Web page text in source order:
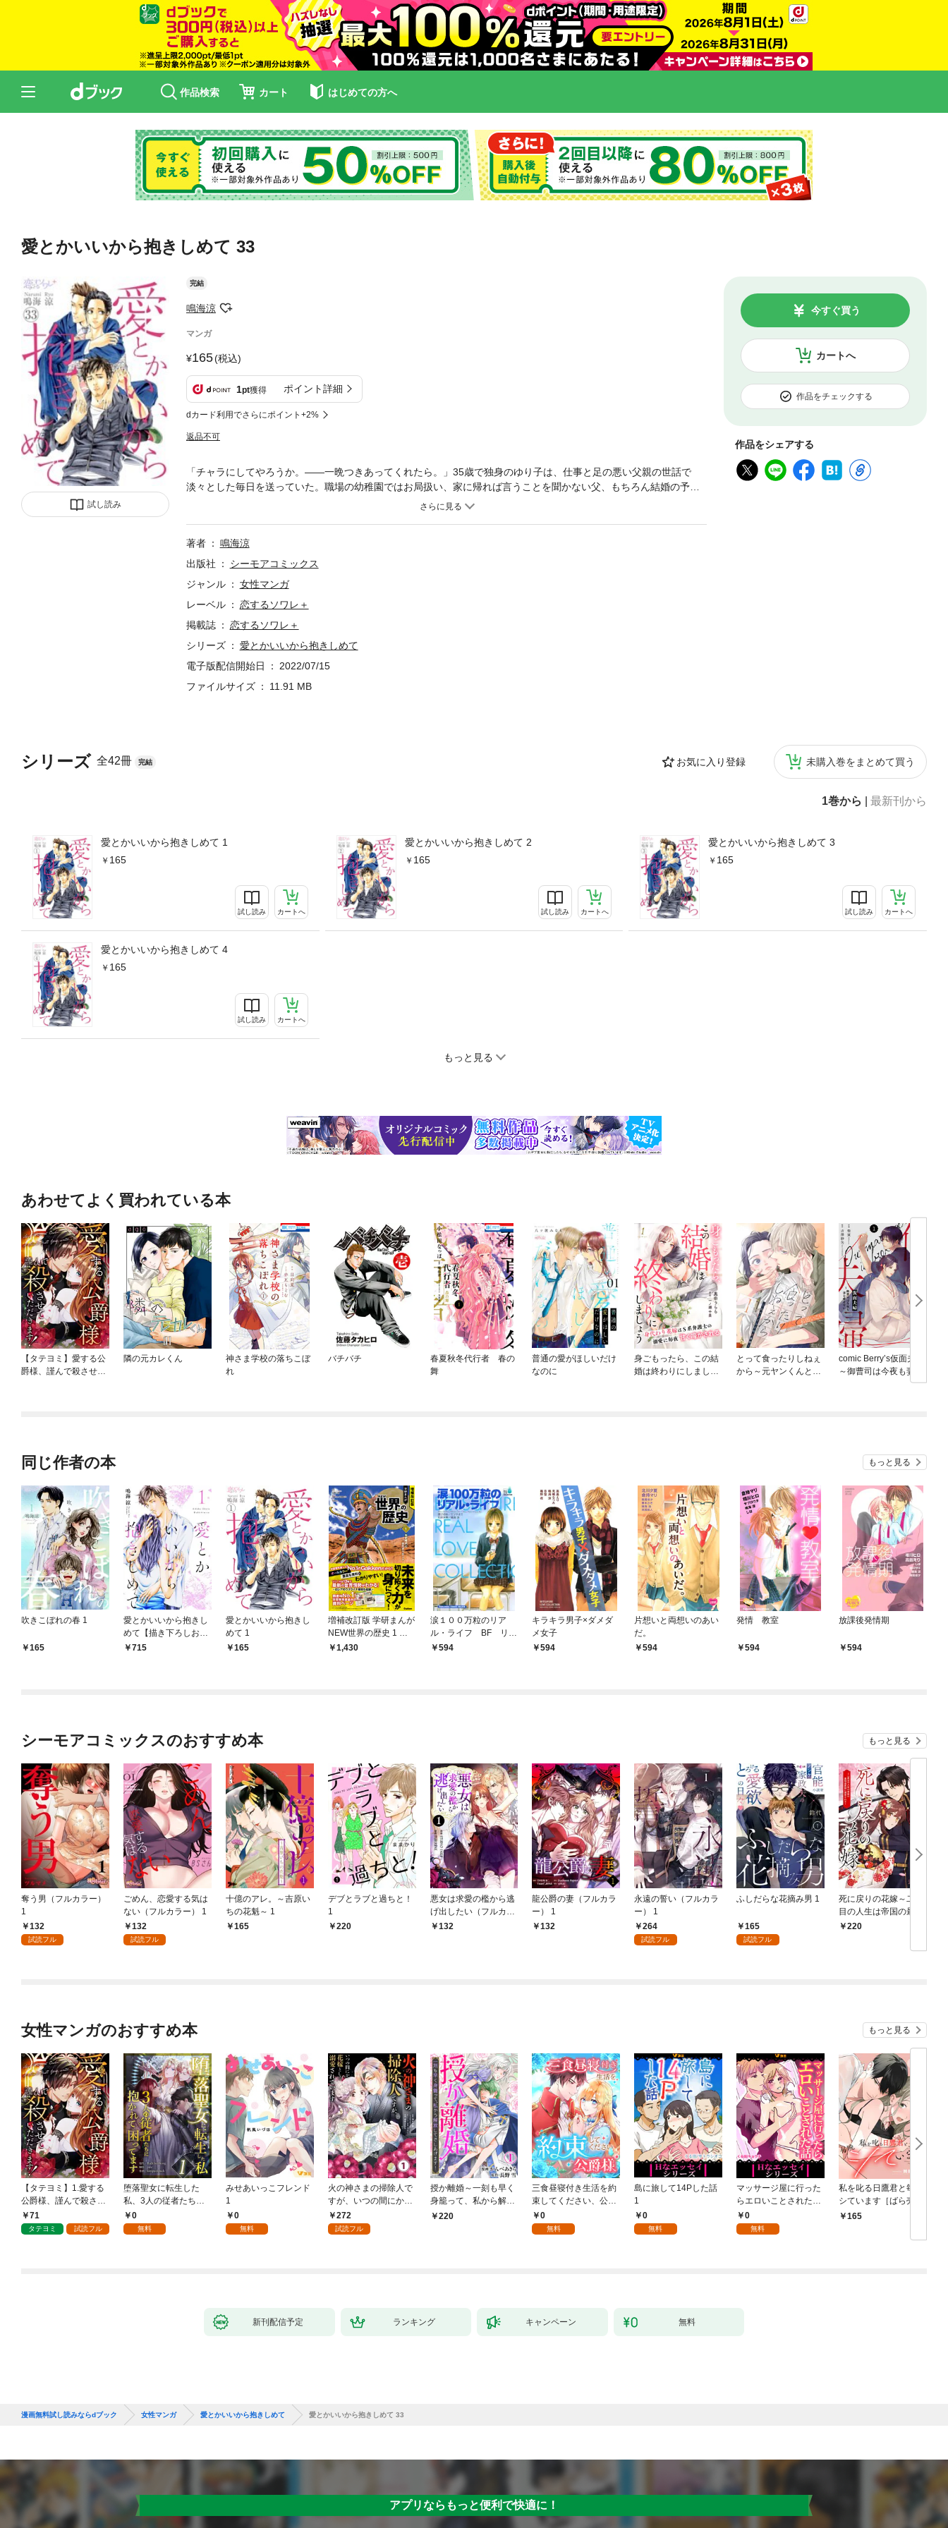
作品検索 カート はじめての方へ
愛とかいいから抱きしめて 33
試し読み
完結
鳴海涼
マンガ
165(税込)
1pt獲得 ポイント詳細
dカード利用でさらにポイント+2%
返品不可
カートへ
今すぐ買う
作品をチェックする
作品をシェアする
シリーズ 全42冊 完結 お気に入り登録 未購入巻をまとめて買う
1巻から 最新刊から
愛とかいいから抱きしめて 1
165
試し読み カートへ
愛とかいいから抱きしめて 2
165
試し読み カートへ
愛とかいいから抱きしめて 3
165
試し読み カートへ
愛とかいいから抱きしめて 4
165
試し読み カートへ
もっと見る
「チャラにしてやろうか。――一晩つきあってくれたら。」35歳で独身のゆり子は、仕事と足の悪い父親の世話で
淡々とした毎日を送っていた。職場の幼稚園ではお局扱い、家に帰れば言うことを聞かない父、もちろん結婚の予定
なんてない…。どうせ自分はこの田舎で退屈な人生を全うするだけ――。そう思っていた矢先、不注意で車の接触事
気な年下の理事長・巧がやって来て…？ 恋愛を諦めた欠陥だらけの大人が送る、不器用な三角関係。【恋するソワレ
＋】
著者
鳴海涼
出版社
シーモアコミックス
ジャンル
女性マンガ
レーベル
恋するソワレ＋
掲載誌
恋するソワレ＋
シリーズ
愛とかいいから抱きしめて
電子版配信開始日
2022/07/15
ファイルサイズ
11.91 MB
あわせてよく買われている本
【タテヨミ】愛する公
爵様、謹んで殺させて
隣の元カレくん
神さま学校の落ちこぼ
れ
バチバチ
春夏秋冬代行者 春の
舞
普通の愛がほしいだけ
なのに
身ごもったら、この結
婚は終わりにしましょ
とって食ったりしねぇ
から～元ヤンくんとの
comic Berry’s仮面夫婦
～御曹司は今夜も妻を
同じ作者の本 もっと見る
吹きこぼれの春 1
165
愛とかいいから抱きし
めて【描き下ろしおま
け付き特装版】 1
715
愛とかいいから抱きし
めて 1
165
増補改訂版 学研まんが
NEW世界の歴史 1 先
史時代と古代オリエン
1,430
涙１００万粒のリア
ル・ライフ BF リア
ルラブコレクション
594
キラキラ男子×ダメダ
メ女子
594
片想いと両想いのあい
だ。
594
発情 教室
594
放課後発情期
594
シーモアコミックスのおすすめ本 もっと見る
奪う男（フルカラー）
1
132
試読フル
ごめん、恋愛する気は
ない（フルカラー） 1
132
試読フル
十億のアレ。～吉原い
ちの花魁～ 1
165
デブとラブと過ちと！
1
220
悪女は求愛の檻から逃
げ出したい（フルカラ
ー） 1
132
龍公爵の妻（フルカラ
ー） 1
132
永遠の誓い（フルカラ
ー） 1
264
試読フル
ふしだらな花摘み男 1
165
試読フル
死に戻りの花嫁～二度
目の人生は帝国の最強
退魔師に溺愛される～
220
女性マンガのおすすめ本 もっと見る
【タテヨミ】1.愛する
公爵様、謹んで殺させ
ていただきます！
71
タテヨミ 試読フル
堕落聖女に転生した
私、3人の従者たちに
抱かれて困ってます 第
1話
0
無料
みせあいっこフレンド
1
0
無料
火の神さまの掃除人で
すが、いつの間にか花
嫁として溺愛されてい
ます【単話】（１）
272
試読フル
授か離婚～一刻も早く
身籠って、私から解放
してさしあげます！1
220
三食昼寝付き生活を約
束してください、公爵
様 1話
0
無料
島に旅して14Pした話
1
0
無料
マッサージ屋に行った
らエロいことされた話
1 0
無料
私を叱る日鷹君と毎晩
シています［ばら売
り］ 第1話
165
新刊配信予定 ランキング キャンペーン 無料
漫画無料試し読みならdブック 女性マンガ 愛とかいいから抱きしめて 愛とかいいから抱きしめて 33
アプリならもっと便利で快適に！